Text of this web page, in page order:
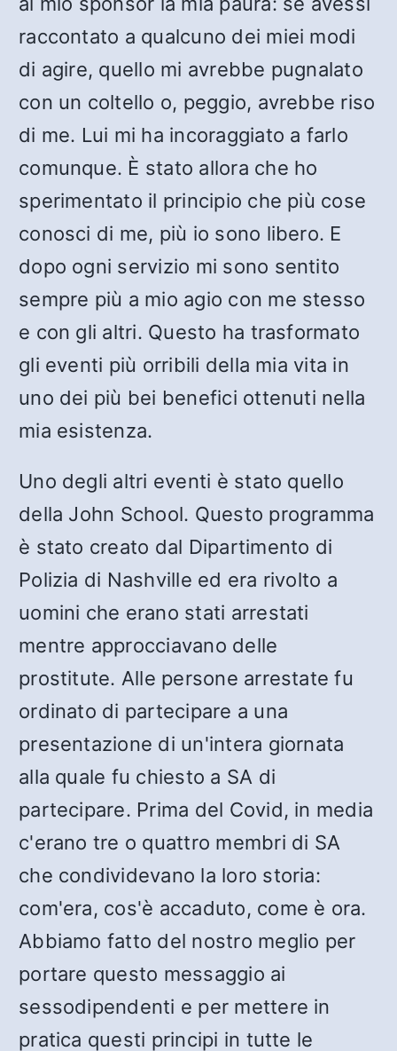
raccontato a qualcuno dei miei modi
di agire, quello mi avrebbe pugnalato
con un coltello o, peggio, avrebbe riso
di me. Lui mi ha incoraggiato a farlo
comunque. È stato allora che ho
sperimentato il principio che più cose
conosci di me, più io sono libero. E
dopo ogni servizio mi sono sentito
sempre più a mio agio con me stesso
e con gli altri. Questo ha trasformato
gli eventi più orribili della mia vita in
uno dei più bei benefici ottenuti nella
mia esistenza.
Uno degli altri eventi è stato quello
della John School. Questo programma
è stato creato dal Dipartimento di
Polizia di Nashville ed era rivolto a
uomini che erano stati arrestati
mentre approcciavano delle
prostitute. Alle persone arrestate fu
ordinato di partecipare a una
presentazione di un'intera giornata
alla quale fu chiesto a SA di
partecipare. Prima del Covid, in media
c'erano tre o quattro membri di SA
che condividevano la loro storia:
com'era, cos'è accaduto, come è ora.
Abbiamo fatto del nostro meglio per
portare questo messaggio ai
sessodipendenti e per mettere in
pratica questi principi in tutte le